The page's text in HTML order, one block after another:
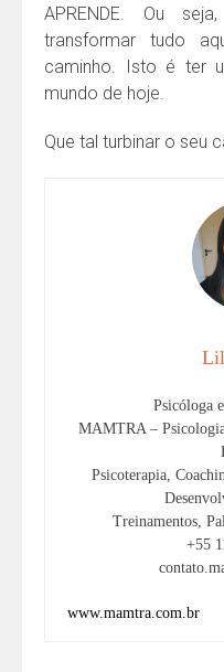
APRENDE. Ou
transformar tudo
caminho. Isto é ter
mundo de hoje.
Que tal turbinar o seu
Psicóloga
MAMTRA –
Psicoterapia,
Treinamentos,
+55
www.mamtra.com.br